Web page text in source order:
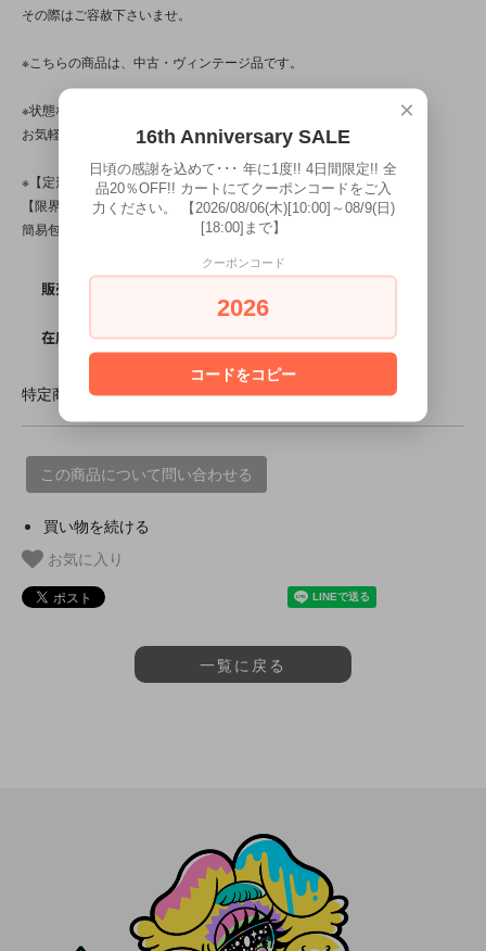
その際はご容赦下さいませ。
※こちらの商品は、中古・ヴィンテージ品です。
※状態など分かり辛い点、気になる点、不明点がございましたら、
お気軽にお問い合わせ下さい。
※【定形外対応商品】・【サイズ規格外】です。
【限界個数】は【5個/点】･【送料】は200～500円です。
簡易包装です。
販売価格
在庫数 0
特定商取引法に基づく表記 (返品など)
この商品について問い合わせる
買い物を続ける
お気に入り
一覧に戻る
×
16th Anniversary SALE
日頃の感謝を込めて･･･ 年に1度!! 4日間限定!! 全
品20％OFF!! カートにてクーポンコードをご入
力ください。 【2026/08/06(木)[10:00]～08/9(日)
[18:00]まで】
クーポンコード
2026
コードをコピー